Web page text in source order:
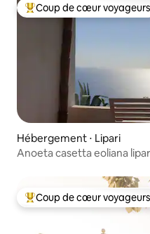
Coups de cœur voyageurs
Coup de cœur voyageurs
Hébergement ⋅ Lipari
Coups de cœur voyageurs
Coup de cœur voyageurs